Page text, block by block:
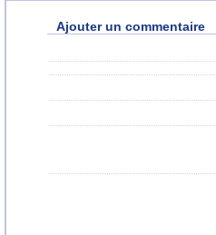
Ajouter un commentaire